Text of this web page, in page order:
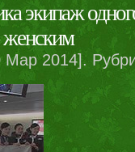
экипаж
женским
Мар 2014].